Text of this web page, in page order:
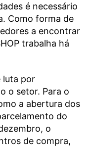
é necessário
Como forma de
a encontrar
trabalha há
luta por
o setor. Para o
a abertura dos
do
o
de compra,